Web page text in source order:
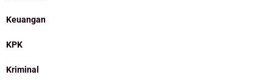
Keuangan
KPK
Kriminal